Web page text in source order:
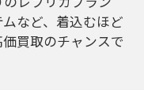
など、着込むほど
買取のチャンスで